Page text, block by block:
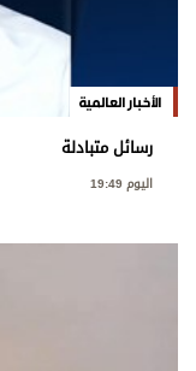
الأخبار العالمية
رسائل متبادلة
اليوم 19:49